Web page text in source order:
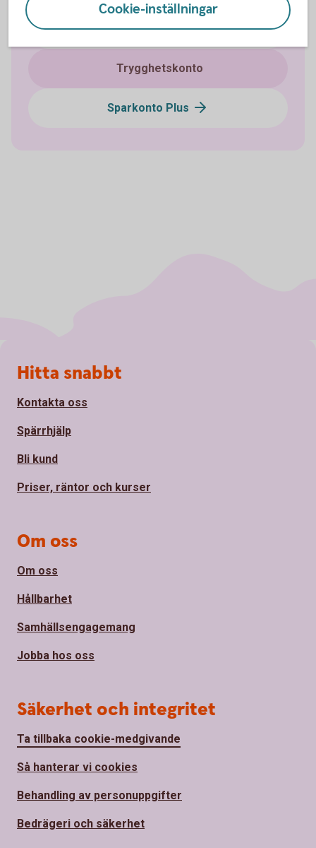
Skogskonto
Trygghetskonto
Sparkonto Plus
Cookie-inställningar
Sidfot
Hitta snabbt
Kontakta oss
Spärrhjälp
Bli kund
Priser, räntor och kurser
Om oss
Om oss
Hållbarhet
Samhällsengagemang
Jobba hos oss
Säkerhet och integritet
Ta tillbaka cookie-medgivande
Så hanterar vi cookies
Behandling av personuppgifter
Bedrägeri och säkerhet